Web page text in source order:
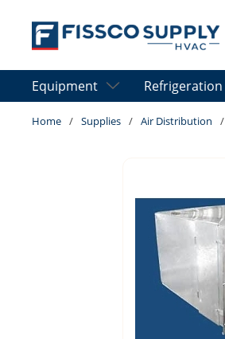
Skip to main content
Equipment Refrigeration
Home / Supplies / Air Distribution /